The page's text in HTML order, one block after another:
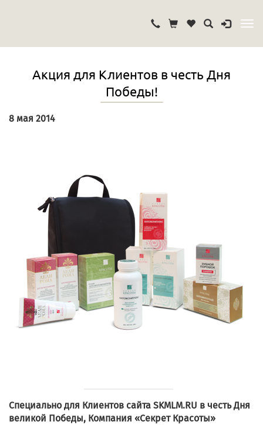
Акция для Клиентов в честь Дня
Победы!
8 мая 2014
Специально для Клиентов сайта SKMLM.RU в честь Дня
великой Победы, Компания «Секрет Красоты»